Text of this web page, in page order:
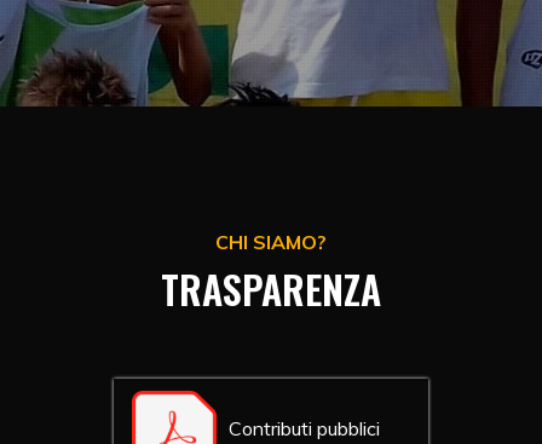
CHI SIAMO?
TRASPARENZA
Contributi pubblici